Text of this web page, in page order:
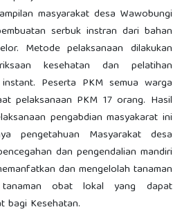
masyarakat desa Wawobungi
serbuk instran dari bahan
Metode pelaksanaan dilakukan
kesehatan dan pelatihan
Peserta PKM semua warga
pelaksanaan PKM 17 orang. Hasil
pengabdian masyakarat ini
pengetahuan Masyarakat desa
dan pengendalian mandiri
dan mengelolah tanaman
tanaman obat lokal yang dapat
bagi Kesehatan.